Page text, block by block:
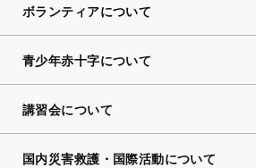
ボランティアについて
青少年赤十字について
講習会について
国内災害救護・国際活動について